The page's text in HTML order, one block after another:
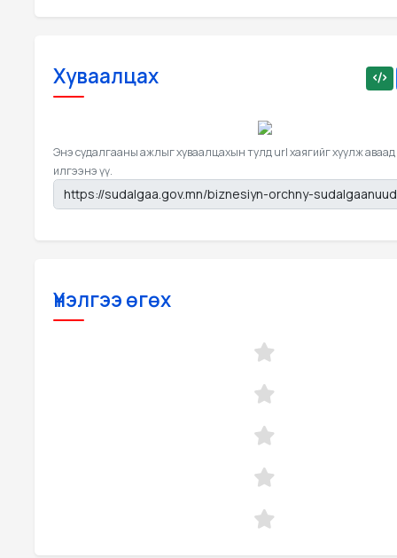
Хуваалцах
Энэ судалгааны ажлыг хуваалцахын тулд url хаягийг хуулж аваад
илгээнэ үү.
Үнэлгээ өгөх